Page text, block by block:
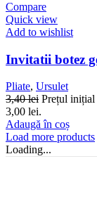
Compare
Quick view
Add to wishlist
Invitatii botez
Pliate, Ursulet
3,40lei Prețul inițial
3,00 lei.
Adaugă în coș
Load more products
Loading...